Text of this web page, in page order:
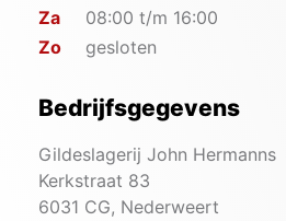
Za
08:00 t/m 16:00
Zo
gesloten
Bedrijfsgegevens
Gildeslagerij John Hermanns
Kerkstraat 83
6031 CG, Nederweert